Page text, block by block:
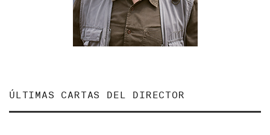
ÚLTIMAS CARTAS DEL DIRECTOR